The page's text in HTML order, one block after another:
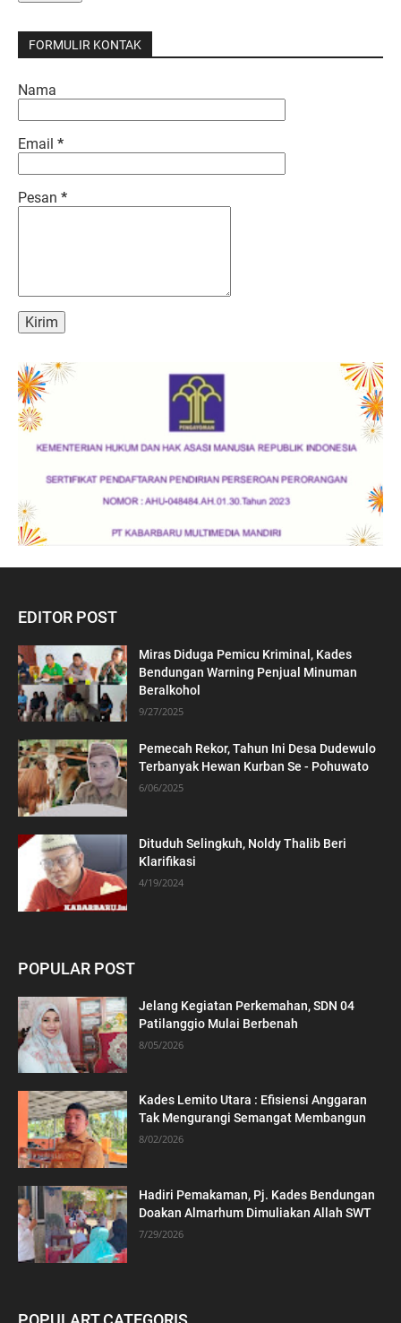
FORMULIR KONTAK
Nama
Email *
Pesan *
EDITOR POST
Miras Diduga Pemicu Kriminal, Kades
Bendungan Warning Penjual Minuman
Beralkohol
9/27/2025
Pemecah Rekor, Tahun Ini Desa Dudewulo
Terbanyak Hewan Kurban Se - Pohuwato
6/06/2025
Dituduh Selingkuh, Noldy Thalib Beri
Klarifikasi
4/19/2024
POPULAR POST
Jelang Kegiatan Perkemahan, SDN 04
Patilanggio Mulai Berbenah
8/05/2026
Kades Lemito Utara : Efisiensi Anggaran
Tak Mengurangi Semangat Membangun
8/02/2026
Hadiri Pemakaman, Pj. Kades Bendungan
Doakan Almarhum Dimuliakan Allah SWT
7/29/2026